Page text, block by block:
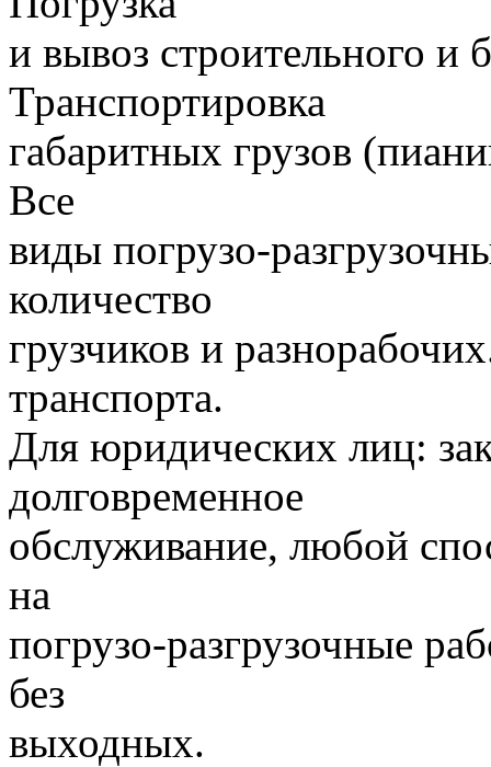
и вывоз строительного и
Транспортировка
габаритных грузов
Все
виды погрузо-
количество
грузчиков и
транспорта.
Для юридических лиц:
долговременное
обслуживание, любой
на
погрузо-разгрузочные
без
выходных.